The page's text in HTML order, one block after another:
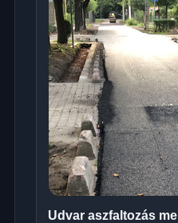
Udvar aszfaltozás